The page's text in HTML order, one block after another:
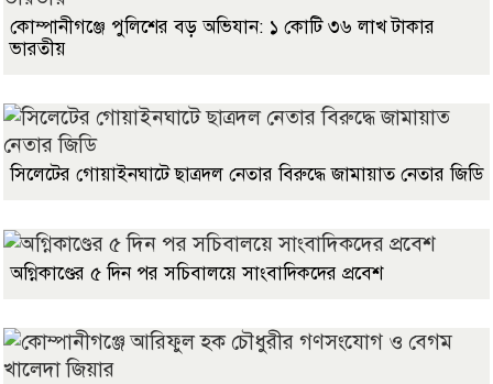
কোম্পানীগঞ্জে পুলিশের বড় অভিযান: ১ কোটি ৩৬ লাখ টাকার
ভারতীয়
সিলেটের গোয়াইনঘাটে ছাত্রদল নেতার বিরুদ্ধে জামায়াত নেতার জিডি
অগ্নিকাণ্ডের ৫ দিন পর সচিবালয়ে সাংবাদিকদের প্রবেশ